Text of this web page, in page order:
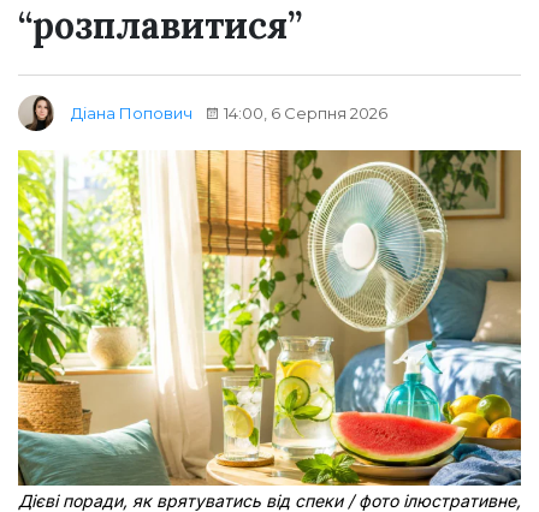
“розплавитися”
Діана Попович 14:00, 6 Серпня 2026
Дієві поради, як врятуватись від спеки / фото ілюстративне,